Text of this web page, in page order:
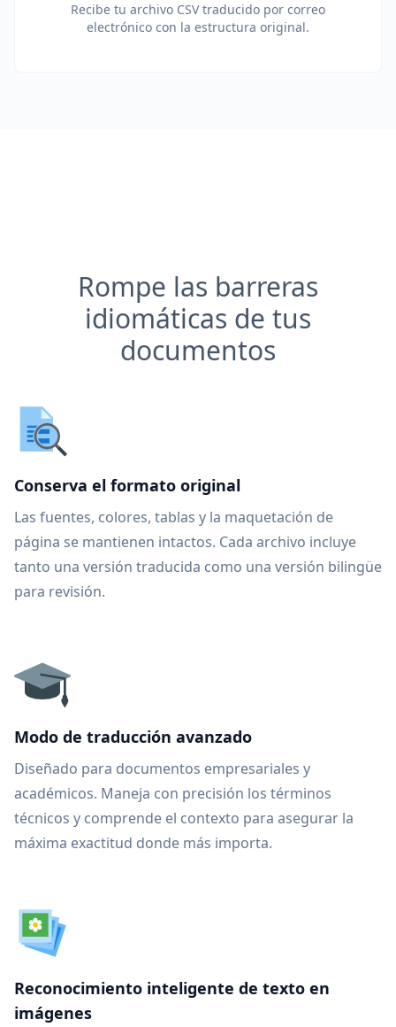
Recibe tu archivo CSV traducido por correo
electrónico con la estructura original.
Rompe las barreras
idiomáticas de tus
documentos
Conserva el formato original
Las fuentes, colores, tablas y la maquetación de
página se mantienen intactos. Cada archivo incluye
tanto una versión traducida como una versión bilingüe
para revisión.
Modo de traducción avanzado
Diseñado para documentos empresariales y
académicos. Maneja con precisión los términos
técnicos y comprende el contexto para asegurar la
máxima exactitud donde más importa.
Reconocimiento inteligente de texto en
imágenes